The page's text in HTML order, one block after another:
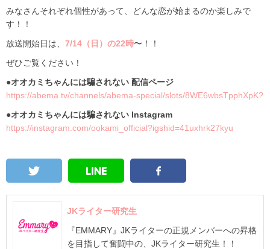
みなさんそれぞれ個性があって、どんな恋が始まるのか楽しみで
す！！
放送開始日は、 7/14（日）の22時〜！！
ぜひご覧ください！
●オオカミちゃんには騙されない 配信ページ
https://abema.tv/channels/abema-special/slots/8WE6wbsTpphXpK?
●オオカミちゃんには騙されない Instagram
https://instagram.com/ookami_official?igshid=41uxhrk27kyu
JKライター研究生
『EMMARY』JKライターの正規メンバーへの昇格
を目指して奮闘中の、JKライター研究生！！